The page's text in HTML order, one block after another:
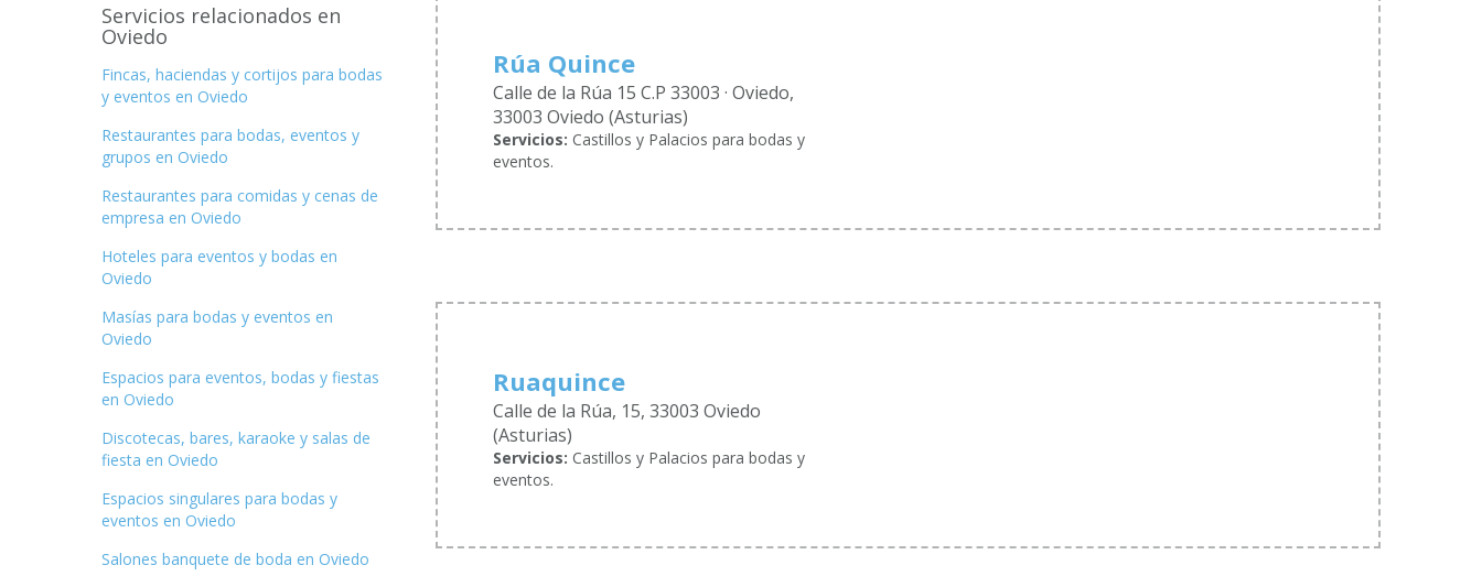
Servicios relacionados en
Oviedo
Fincas, haciendas y cortijos para bodas
y eventos en Oviedo
Restaurantes para bodas, eventos y
grupos en Oviedo
Restaurantes para comidas y cenas de
empresa en Oviedo
Hoteles para eventos y bodas en
Oviedo
Masías para bodas y eventos en
Oviedo
Espacios para eventos, bodas y fiestas
en Oviedo
Discotecas, bares, karaoke y salas de
fiesta en Oviedo
Espacios singulares para bodas y
eventos en Oviedo
Salones banquete de boda en Oviedo
Rúa Quince
Calle de la Rúa 15 C.P 33003 · Oviedo,
33003 Oviedo (Asturias)
Servicios: Castillos y Palacios para bodas y
eventos.
Ruaquince
Calle de la Rúa, 15, 33003 Oviedo
(Asturias)
Servicios: Castillos y Palacios para bodas y
eventos.